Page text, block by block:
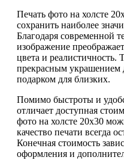
Печать фото на холсте
сохранить наиболее
Благодаря современной
изображение
цвета и реалистичность.
прекрасным украшением
подарком для близких.
Помимо быстроты и
отличает доступная
фото на холсте 20х30
качество печати всегда
Конечная стоимость
оформления и